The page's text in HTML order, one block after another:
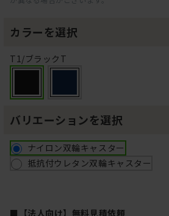
カラーを選択
T1/ブラックT
バリエーションを選択
ナイロン双輪キャスター
抵抗付ウレタン双輪キャスター
■【法人向け】無料見積依頼